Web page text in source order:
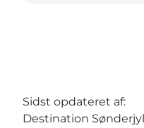
Sidst opdateret af:
Destination